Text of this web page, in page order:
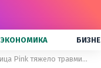
ЭКОНОМИКА
Певица Pink тяжело травмировалась, когда украшала имение к Рождеству